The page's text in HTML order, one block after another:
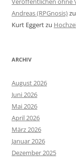
Andreas (RPGnosis)zu
Kurt Eggertzu
ARCHIV
August 2026
Juni 2026
Mai 2026
April 2026
März 2026
Januar 2026
Dezember 2025